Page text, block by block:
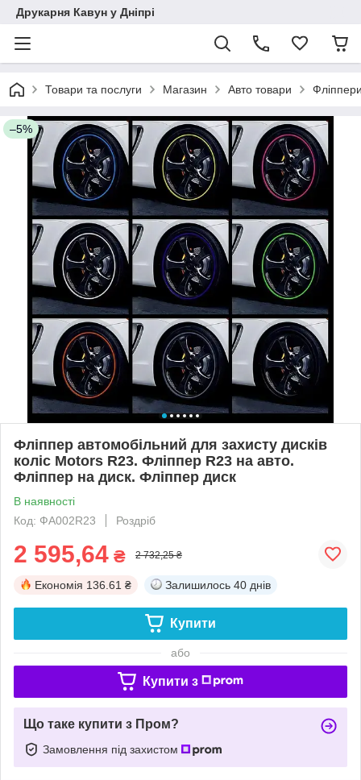
Друкарня Кавун у Дніпрі
Товари та послуги Магазин Авто товари
–5%
Фліппер автомобільний для захисту дисків
коліс Motors R23. Фліппер R23 на авто.
Фліппер на диск. Фліппер диск
В наявності
Код: ФА002R23
Роздріб
2 595,64 ₴ 2 732,25 ₴
Економія 136.61 ₴ Залишилось 40 днів
Купити
або
Купити з
Що таке купити з Пром?
Замовлення під захистом